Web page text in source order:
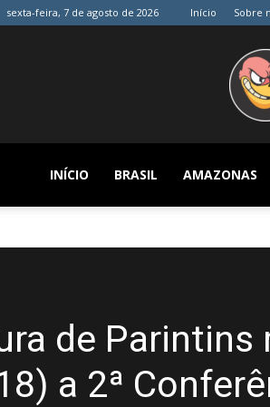
sexta-feira, 7 de agosto de 2026 Início Sobre
INÍCIO BRASIL AMAZONAS
de Parintins
a 2ª